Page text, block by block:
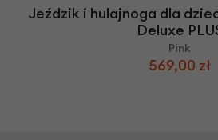
Jeździk i hulajnoga dla
Deluxe
Pink
569,00 zł